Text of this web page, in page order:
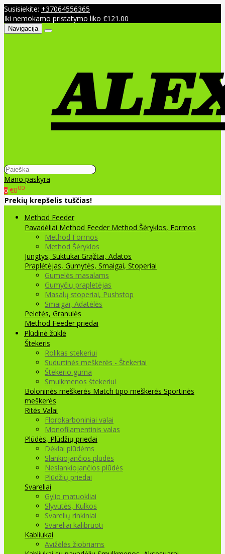
Susisiekite: +37064556365
Iki nemokamo pristatymo liko €121.00
Navigacija
Mano paskyra
0 €000
Prekių krepšelis tuščias!
Method Feeder
Pavadėliai Method Feeder Method Šėryklos, Formos
Method Formos
Method Šėryklos
Jungtys, Suktukai Grąžtai, Adatos
Praplėtėjas, Gumytės, Smaigai, Stoperiai
Gumelės masalams
Gumyčių prapletėjas
Masalų stoperiai, Pushstop
Smaigai, Adatėlės
Peletės, Granulės
Method Feeder priedai
Plūdinė žūklė
Štekeris
Rolikas stekeriui
Sudurtinės meškerės - Štekeriai
Štekerio guma
Smulkmenos štekeriui
Boloninės meškerės Match tipo meškerės Sportinės
meškerės
Ritės Valai
Florokarboniniai valai
Monofilamentinis valas
Plūdės, Plūdžių priedai
Dėklai plūdėms
Slankiojančios plūdės
Neslankiojančios plūdės
Plūdžių priedai
Svareliai
Gylio matuokliai
Slyvutės, Kulkos
Svarelių rinkiniai
Svareliai kalibruoti
Kabliukai
Avižėlės žiobriams